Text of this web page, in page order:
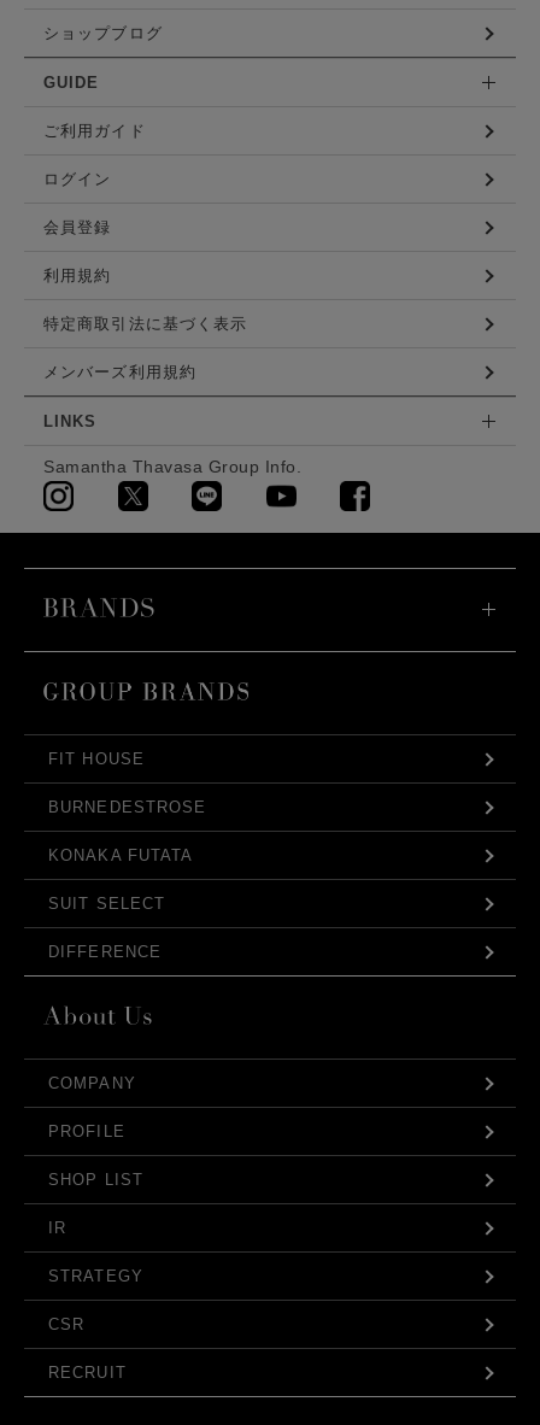
ショップブログ
GUIDE
ご利用ガイド
ログイン
会員登録
利用規約
特定商取引法に基づく表示
メンバーズ利用規約
LINKS
Samantha Thavasa Group Info.
FIT HOUSE
BURNEDESTROSE
KONAKA FUTATA
SUIT SELECT
DIFFERENCE
COMPANY
PROFILE
SHOP LIST
IR
STRATEGY
CSR
RECRUIT